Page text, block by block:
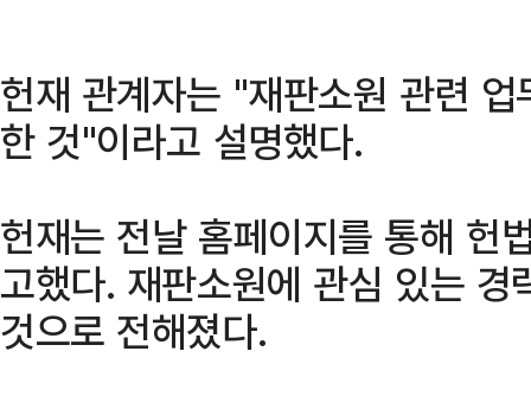
헌재 관계자는 "재판소원 관련
한 것"이라고 설명했다.
헌재는 전날 홈페이지를 통해 헌
고했다. 재판소원에 관심 있는
것으로 전해졌다.